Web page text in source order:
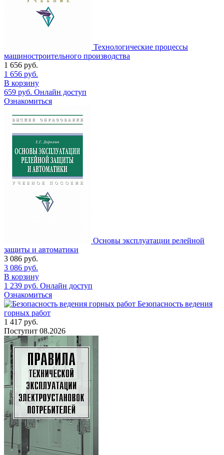
Технологические процессы
машиностроительного производства
1 656 руб.
1 656 руб.
В корзину
659 руб. Онлайн доступ
Ознакомиться
Основы эксплуатации релейной
защиты и автоматики
3 086 руб.
3 086 руб.
В корзину
1 239 руб. Онлайн доступ
Ознакомиться
Безопасность ведения
горных работ
1 417 руб.
Поступит 08.2026